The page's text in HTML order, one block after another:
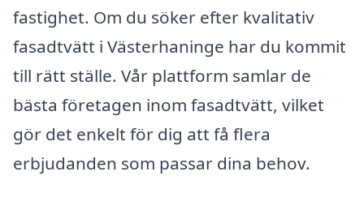
fastighet. Om du söker efter kvalitativ
fasadtvätt i Västerhaninge har du kommit
till rätt ställe. Vår plattform samlar de
bästa företagen inom fasadtvätt, vilket
gör det enkelt för dig att få flera
erbjudanden som passar dina behov.